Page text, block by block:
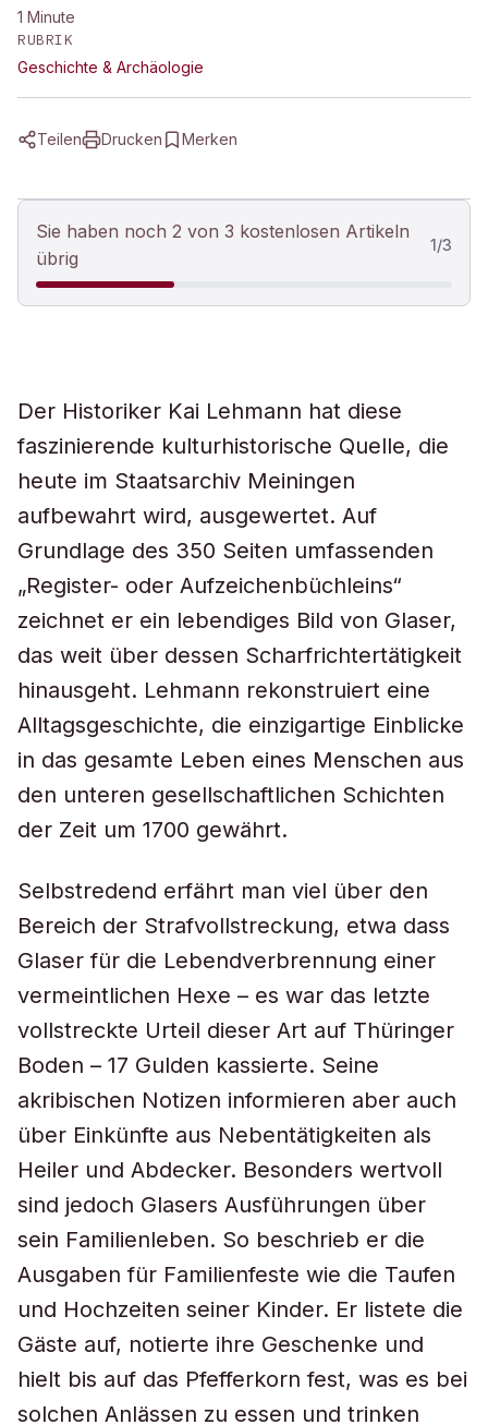
1 Minute
RUBRIK
Geschichte & Archäologie
Teilen Drucken Merken
Sie haben noch 2 von 3 kostenlosen Artikeln
übrig
1/3
Der Historiker Kai Lehmann hat diese
faszinierende kulturhistorische Quelle, die
heute im Staatsarchiv Meiningen
aufbewahrt wird, ausgewertet. Auf
Grundlage des 350 Seiten umfassenden
„Register- oder Aufzeichenbüchleins“
zeichnet er ein lebendiges Bild von Glaser,
das weit über dessen Scharfrichtertätigkeit
hinausgeht. Lehmann rekonstruiert eine
Alltagsgeschichte, die einzigartige Einblicke
in das gesamte Leben eines Menschen aus
den unteren gesellschaftlichen Schichten
der Zeit um 1700 gewährt.
Selbstredend erfährt man viel über den
Bereich der Strafvollstreckung, etwa dass
Glaser für die Lebendverbrennung einer
vermeintlichen Hexe – es war das letzte
vollstreckte Urteil dieser Art auf Thüringer
Boden – 17 Gulden kassierte. Seine
akribischen Notizen informieren aber auch
über Einkünfte aus Nebentätigkeiten als
Heiler und Abdecker. Besonders wertvoll
sind jedoch Glasers Ausführungen über
sein Familienleben. So beschrieb er die
Ausgaben für Familienfeste wie die Taufen
und Hochzeiten seiner Kinder. Er listete die
Gäste auf, notierte ihre Geschenke und
hielt bis auf das Pfefferkorn fest, was es bei
solchen Anlässen zu essen und trinken